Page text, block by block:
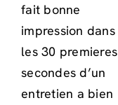
fait bonne
impression dans
les 30 premieres
secondes d’un
entretien a bien